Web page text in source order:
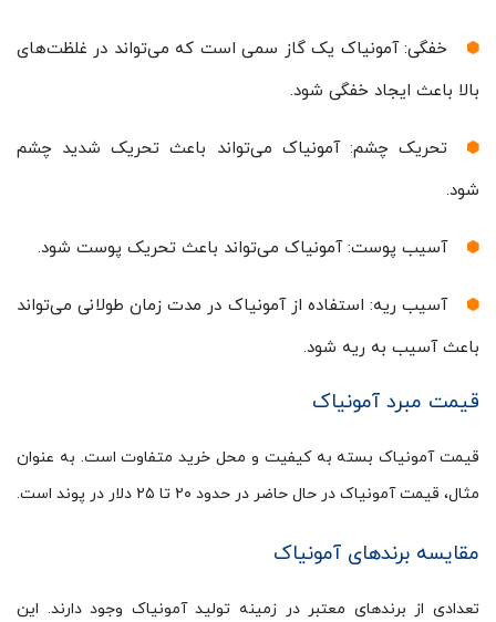
خفگی: آمونیاک یک گاز سمی است که می‌تواند در غلظت‌های
بالا باعث ایجاد خفگی شود.
تحریک چشم: آمونیاک می‌تواند باعث تحریک شدید چشم
شود.
آسیب پوست: آمونیاک می‌تواند باعث تحریک پوست شود.
آسیب ریه: استفاده از آمونیاک در مدت زمان طولانی می‌تواند
باعث آسیب به ریه شود.
قیمت مبرد آمونیاک
قیمت آمونیاک بسته به کیفیت و محل خرید متفاوت است. به عنوان
مثال، قیمت آمونیاک در حال حاضر در حدود ۲۰ تا ۲۵ دلار در پوند است.
مقایسه برندهای آمونیاک
تعدادی از برندهای معتبر در زمینه تولید آمونیاک وجود دارند. این